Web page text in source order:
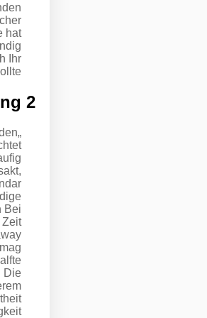
hat
Ihr
2 Leidenschaftliche Sinnlichkeit wird kein Bedingung
Bei
Zeit
Die